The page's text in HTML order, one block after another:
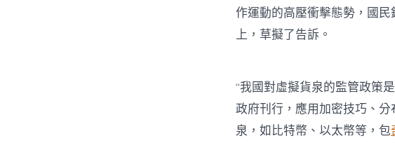
作運動的高壓衝擊態勢，國
上，草擬了告訴。
“我國對虛擬貨泉的監管政策
政府刊行，應用加密技巧、
泉，如比特幣、以太幣等，包